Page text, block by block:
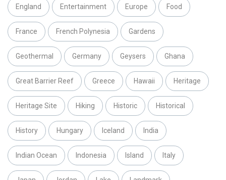
England Entertainment Europe Food
France French Polynesia Gardens
Geothermal Germany Geysers Ghana
Great Barrier Reef Greece Hawaii Heritage
Heritage Site Hiking Historic Historical
History Hungary Iceland India
Indian Ocean Indonesia Island Italy